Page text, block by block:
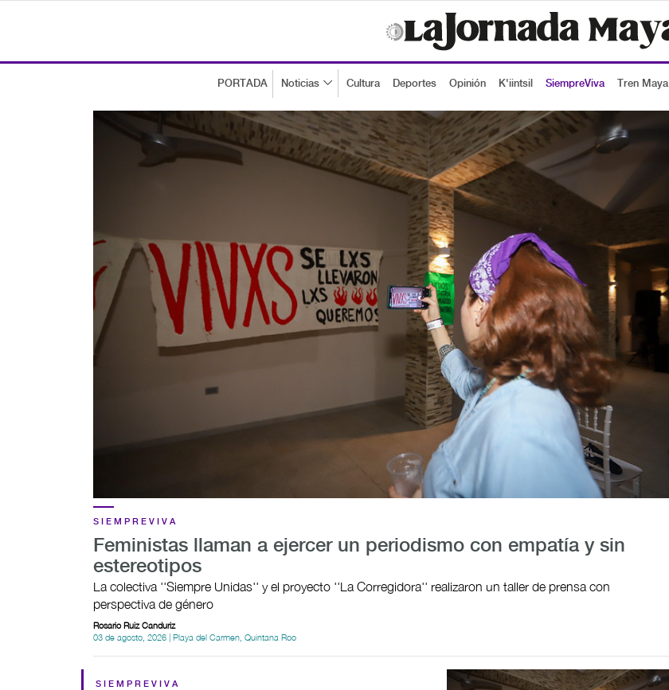
PORTADA Noticias Cultura Deportes Opinión K'iintsil SiempreViva Tren Maya
SIEMPREVIVA
Feministas llaman a ejercer un periodismo con empatía y sin
estereotipos
La colectiva ''Siempre Unidas'' y el proyecto ''La Corregidora'' realizaron un taller de prensa con
perspectiva de género
Rosario Ruiz Canduriz
03 de agosto, 2026 | Playa del Carmen, Quintana Roo
SIEMPREVIVA